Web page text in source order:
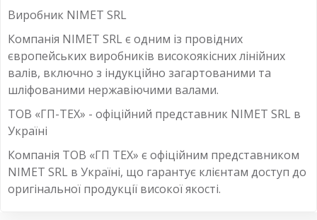
Виробник NIMET SRL
Компанія NIMET SRL є одним із провідних
європейських виробників високоякісних лінійних
валів, включно з індукційно загартованими та
шліфованими нержавіючими валами.
ТОВ «ГП-ТЕХ» - офіційний представник NIMET SRL в
Україні
Компанія ТОВ «ГП ТЕХ» є офіційним представником
NIMET SRL в Україні, що гарантує клієнтам доступ до
оригінальної продукції високої якості.